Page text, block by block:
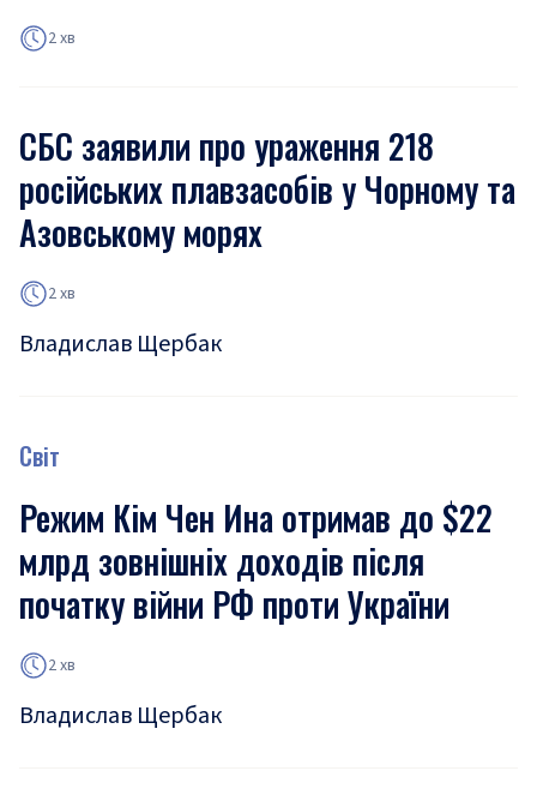
2 хв
СБС заявили про ураження 218
російських плавзасобів у Чорному та
Азовському морях
2 хв
Владислав Щербак
Світ
Режим Кім Чен Ина отримав до $22
млрд зовнішніх доходів після
початку війни РФ проти України
2 хв
Владислав Щербак